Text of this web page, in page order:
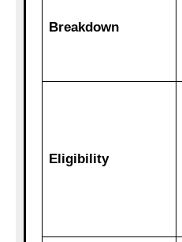
Breakdown
Eligibility